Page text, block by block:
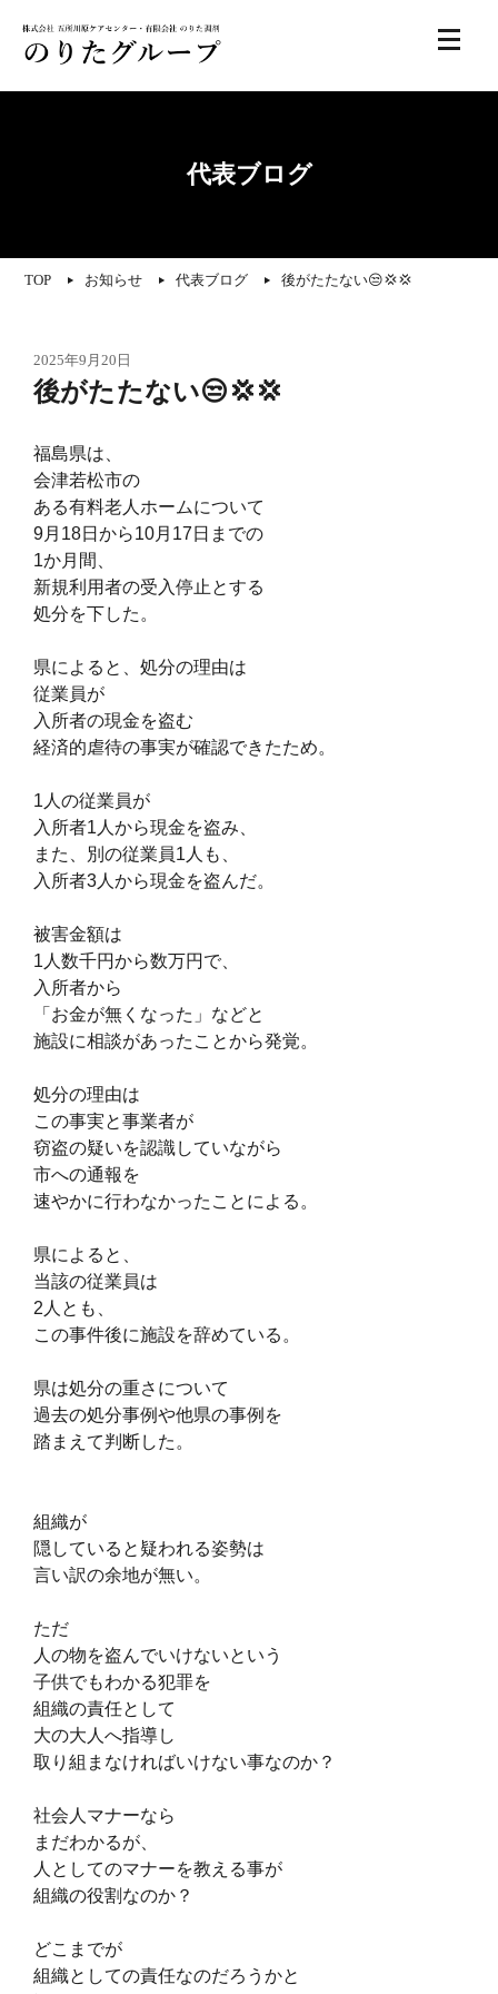
代表ブログ
TOP お知らせ 代表ブログ 後がたたない😒💢💢
2025年9月20日
後がたたない😒💢💢
福島県は、
会津若松市の
ある有料老人ホームについて
9月18日から10月17日までの
1か月間、
新規利用者の受入停止とする
処分を下した。
県によると、処分の理由は
従業員が
入所者の現金を盗む
経済的虐待の事実が確認できたため。
1人の従業員が
入所者1人から現金を盗み、
また、別の従業員1人も、
入所者3人から現金を盗んだ。
被害金額は
1人数千円から数万円で、
入所者から
「お金が無くなった」などと
施設に相談があったことから発覚。
処分の理由は
この事実と事業者が
窃盗の疑いを認識していながら
市への通報を
速やかに行わなかったことによる。
県によると、
当該の従業員は
2人とも、
この事件後に施設を辞めている。
県は処分の重さについて
過去の処分事例や他県の事例を
踏まえて判断した。
組織が
隠していると疑われる姿勢は
言い訳の余地が無い。
ただ
人の物を盗んでいけないという
子供でもわかる犯罪を
組織の責任として
大の大人へ指導し
取り組まなければいけない事なのか？
社会人マナーなら
まだわかるが、
人としてのマナーを教える事が
組織の役割なのか？
どこまでが
組織としての責任なのだろうかと